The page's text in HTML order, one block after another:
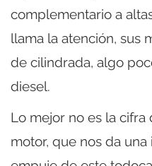
complementario a
llama la atención, sus
de cilindrada, algo
diesel.
Lo mejor no es la cifra
motor, que nos da